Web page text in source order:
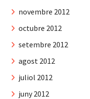
novembre 2012
octubre 2012
setembre 2012
agost 2012
juliol 2012
juny 2012